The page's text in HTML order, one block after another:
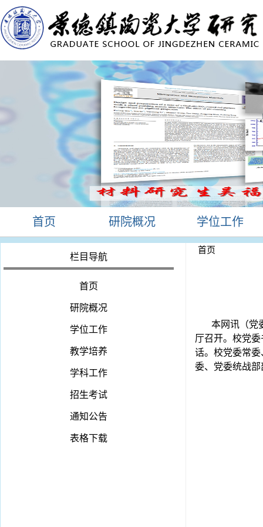
首页 研院概况 学位工作
栏目导航
首页
研院概况
学位工作
教学培养
学科工作
招生考试
通知公告
表格下载
首页
本网讯（党
厅召开。校党
话。校党委常
委、党委统战